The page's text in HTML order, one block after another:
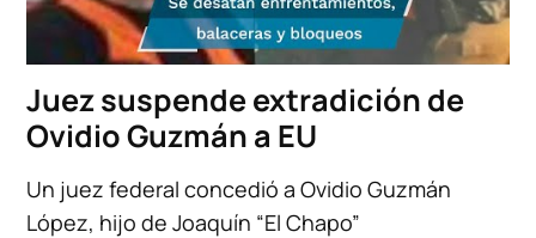
Juez suspende extradición de
Ovidio Guzmán a EU
Un juez federal concedió a Ovidio Guzmán
López, hijo de Joaquín “El Chapo”